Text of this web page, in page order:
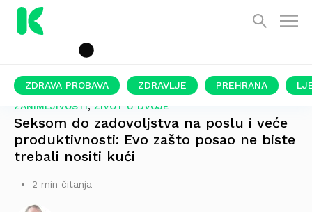
ZDRAVA PROBAVA ZDRAVLJE PREHRANA
ZANIMLJIVOSTI, ŽIVOT U DVOJE
Seksom do zadovoljstva na poslu i veće
produktivnosti: Evo zašto posao ne biste
trebali nositi kući
2 min čitanja